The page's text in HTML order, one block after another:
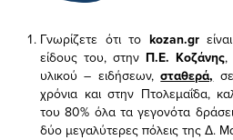
Γνωρίζετε ότι το kozan.gr
είδους του, στην Π.Ε. Κοζάνης,
υλικού – ειδήσεων,σταθερά,
χρόνια και στην Πτολεμαΐδα,
του 80% όλα τα γεγονότα
δύο μεγαλύτερες πόλεις της Δ.